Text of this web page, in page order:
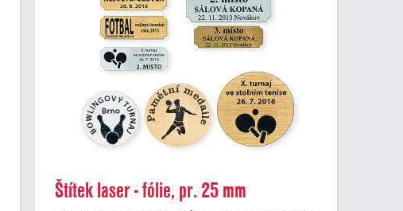
Štítek laser - fólie, pr. 25 mm